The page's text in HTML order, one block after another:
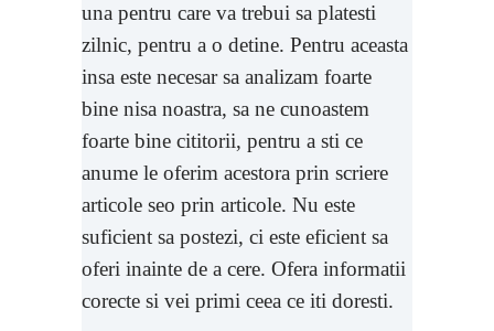
una pentru care va trebui sa platesti
zilnic, pentru a o detine. Pentru aceasta
insa este necesar sa analizam foarte
bine nisa noastra, sa ne cunoastem
foarte bine cititorii, pentru a sti ce
anume le oferim acestora prin scriere
articole seo prin articole. Nu este
suficient sa postezi, ci este eficient sa
oferi inainte de a cere. Ofera informatii
corecte si vei primi ceea ce iti doresti.